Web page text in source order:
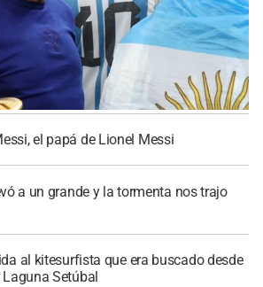
el papá de Lionel Messi
a un grande y la tormenta nos trajo
al kitesurfista que era buscado desde
Setúbal